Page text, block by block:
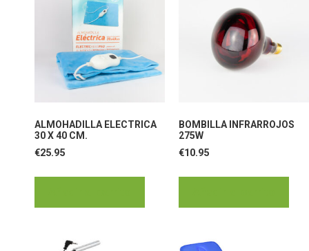
ALMOHADILLA ELECTRICA
30 X 40 CM.
€25.95
BOMBILLA INFRARROJOS
275W
€10.95